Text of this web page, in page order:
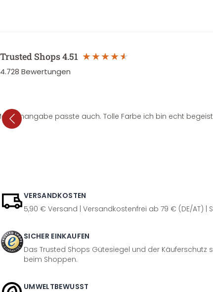
Trusted Shops4.51
4.728 Bewertungen
passte auch. Tolle Farbe ich bin echt
VERSANDKOSTEN
5,90 € Versand | Versandkostenfrei ab 79 € (DE/AT) |
SICHER EINKAUFEN
Das Trusted Shops Gütesiegel und der Käuferschutz
beim Shoppen.
UMWELTBEWUSST